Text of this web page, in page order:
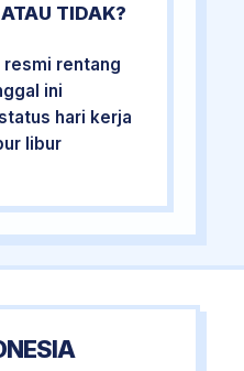
TIDAK?
rentang
ini
hari kerja
libur